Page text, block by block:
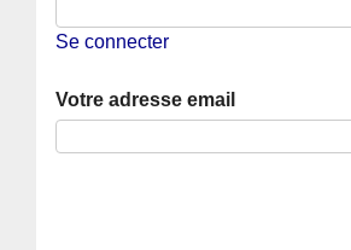
Se connecter
Votre adresse email